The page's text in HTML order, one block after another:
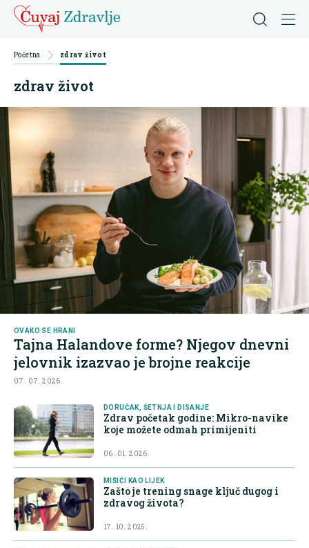
Početna zdrav život
zdrav život
OVAKO SE HRANI
Tajna Halandove forme? Njegov dnevni
jelovnik izazvao je brojne reakcije
07. 07. 2026.
DORUČAK, ŠETNJA I DISANJE
Zdrav početak godine: Mikro-navike
koje možete odmah primijeniti
06. 01. 2026.
MIŠIĆI KAO LIJEK
Zašto je trening snage ključ dugog i
zdravog života?
17. 10. 2025.